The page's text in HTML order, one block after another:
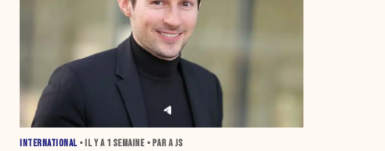
INTERNATIONAL • IL Y A 1 SEMAINE • PAR A JS